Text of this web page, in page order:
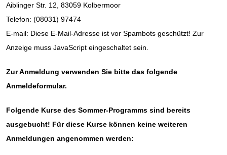
Aiblinger Str. 12, 83059 Kolbermoor
Telefon: (08031) 97474
E-mail: Diese E-Mail-Adresse ist vor Spambots geschützt! Zur
Anzeige muss JavaScript eingeschaltet sein.
Zur Anmeldung verwenden Sie bitte das folgende
Anmeldeformular.
Folgende Kurse des Sommer-Programms sind bereits
ausgebucht! Für diese Kurse können keine weiteren
Anmeldungen angenommen werden: